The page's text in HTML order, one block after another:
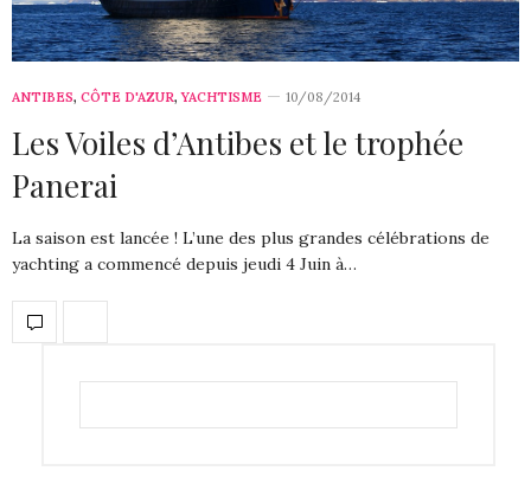
ANTIBES, CÔTE D'AZUR, YACHTISME 10/08/2014
Les Voiles d’Antibes et le trophée
Panerai
La saison est lancée ! L’une des plus grandes célébrations de
yachting a commencé depuis jeudi 4 Juin à…